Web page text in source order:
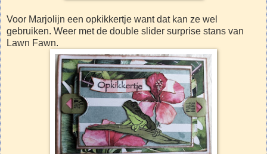
Voor Marjolijn een opkikkertje want dat kan ze wel
gebruiken. Weer met de double slider surprise stans van
Lawn Fawn.